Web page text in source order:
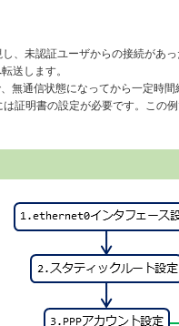
、未認証ユーザからの接続があ
送します。
無通信状態になってから一定時間
証明書の設定が必要です。この